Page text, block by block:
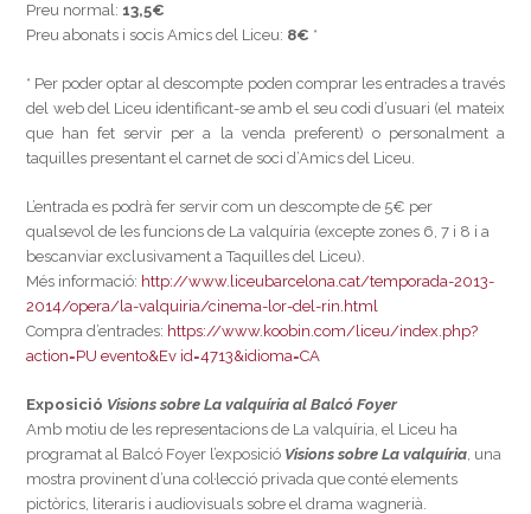
Preu normal: 13,5€
Preu abonats i socis Amics del Liceu: 8€ *
* Per poder optar al descompte poden comprar les entrades a través
del web del Liceu identificant-se amb el seu codi d’usuari (el mateix
que han fet servir per a la venda preferent) o personalment a
taquilles presentant el carnet de soci d’Amics del Liceu.
L’entrada es podrà fer servir com un descompte de 5€ per
qualsevol de les funcions de La valquíria (excepte zones 6, 7 i 8 i a
bescanviar exclusivament a Taquilles del Liceu).
Més informació: http://www.liceubarcelona.cat/temporada-2013-
2014/opera/la-valquiria/cinema-lor-del-rin.html
Compra d’entrades: https://www.koobin.com/liceu/index.php?
action=PU evento&Ev id=4713&idioma=CA
Exposició Visions sobre La valquíria al Balcó Foyer
Amb motiu de les representacions de La valquíria, el Liceu ha
programat al Balcó Foyer l’exposició Visions sobre La valquíria, una
mostra provinent d’una col·lecció privada que conté elements
pictòrics, literaris i audiovisuals sobre el drama wagnerià.